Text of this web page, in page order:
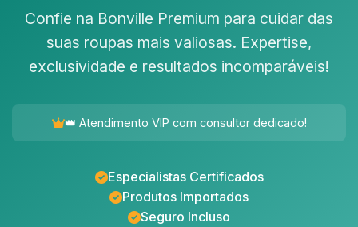
Confie na Bonville Premium para cuidar das
suas roupas mais valiosas. Expertise,
exclusividade e resultados incomparáveis!
👑 Atendimento VIP com consultor dedicado!
Especialistas Certificados
Produtos Importados
Seguro Incluso